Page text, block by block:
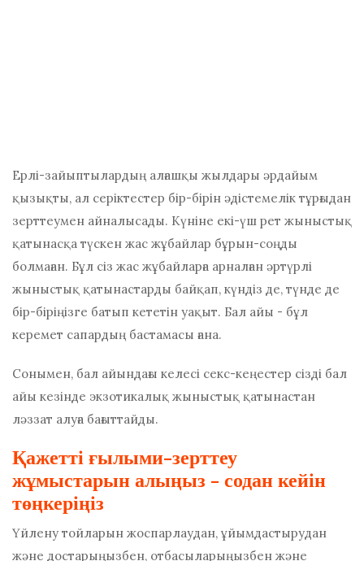
Ерлі-зайыптылардың алғашқы жылдары әрдайым
қызықты, ал серіктестер бір-бірін әдістемелік тұрғыдан
зерттеумен айналысады. Күніне екі-үш рет жыныстық
қатынасқа түскен жас жұбайлар бұрын-соңды
болмаған. Бұл сіз жас жұбайларға арналған әртүрлі
жыныстық қатынастарды байқап, күндіз де, түнде де
бір-біріңізге батып кететін уақыт. Бал айы - бұл
керемет сапардың бастамасы ғана.
Сонымен, бал айындағы келесі секс-кеңестер сізді бал
айы кезінде экзотикалық жыныстық қатынастан
ләззат алуға бағыттайды.
Қажетті ғылыми-зерттеу
жұмыстарын алыңыз - содан кейін
төңкеріңіз
Үйлену тойларын жоспарлаудан, ұйымдастырудан
және достарыңызбен, отбасыларыңызбен және